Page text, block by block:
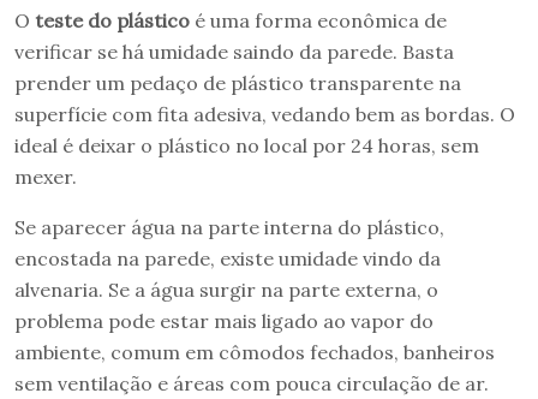
O teste do plástico é uma forma econômica de
verificar se há umidade saindo da parede. Basta
prender um pedaço de plástico transparente na
superfície com fita adesiva, vedando bem as bordas. O
ideal é deixar o plástico no local por 24 horas, sem
mexer.
Se aparecer água na parte interna do plástico,
encostada na parede, existe umidade vindo da
alvenaria. Se a água surgir na parte externa, o
problema pode estar mais ligado ao vapor do
ambiente, comum em cômodos fechados, banheiros
sem ventilação e áreas com pouca circulação de ar.